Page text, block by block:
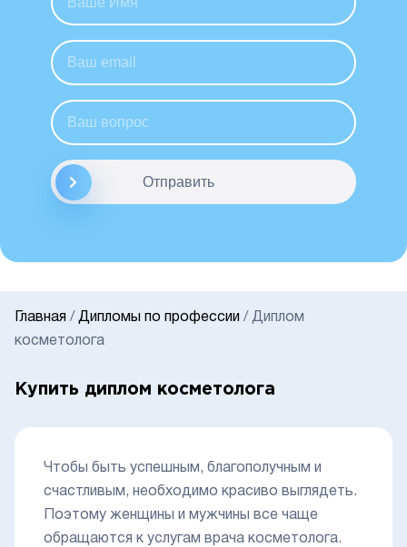
Отправить
Главная / Дипломы по профессии / Диплом
косметолога
Купить диплом косметолога
Чтобы быть успешным, благополучным и
счастливым, необходимо красиво выглядеть.
Поэтому женщины и мужчины все чаще
обращаются к услугам врача косметолога.